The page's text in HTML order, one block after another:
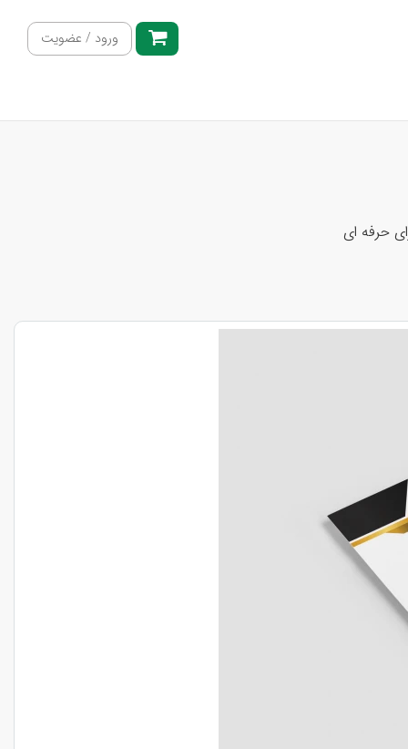
ورود / عضویت